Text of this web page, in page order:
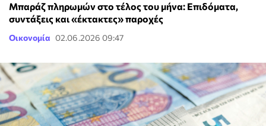
Μπαράζ πληρωμών στο τέλος του μήνα: Επιδόματα,
συντάξεις και «έκτακτες» παροχές
Οικονομία 02.06.2026 09:47